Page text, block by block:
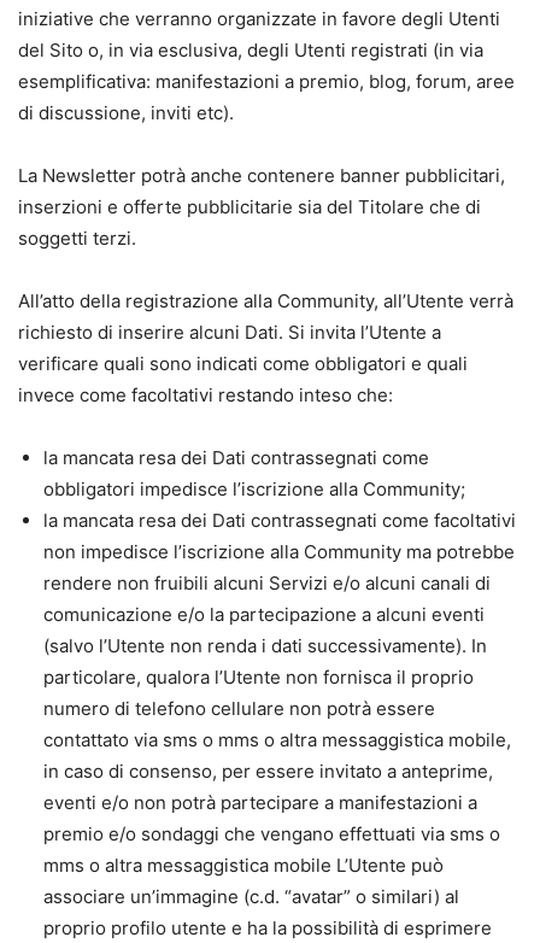
iniziative che verranno organizzate in favore degli Utenti
del Sito o, in via esclusiva, degli Utenti registrati (in via
esemplificativa: manifestazioni a premio, blog, forum, aree
di discussione, inviti etc).
La Newsletter potrà anche contenere banner pubblicitari,
inserzioni e offerte pubblicitarie sia del Titolare che di
soggetti terzi.
All’atto della registrazione alla Community, all’Utente verrà
richiesto di inserire alcuni Dati. Si invita l’Utente a
verificare quali sono indicati come obbligatori e quali
invece come facoltativi restando inteso che:
la mancata resa dei Dati contrassegnati come
obbligatori impedisce l’iscrizione alla Community;
la mancata resa dei Dati contrassegnati come facoltativi
non impedisce l’iscrizione alla Community ma potrebbe
rendere non fruibili alcuni Servizi e/o alcuni canali di
comunicazione e/o la partecipazione a alcuni eventi
(salvo l’Utente non renda i dati successivamente). In
particolare, qualora l’Utente non fornisca il proprio
numero di telefono cellulare non potrà essere
contattato via sms o mms o altra messaggistica mobile,
in caso di consenso, per essere invitato a anteprime,
eventi e/o non potrà partecipare a manifestazioni a
premio e/o sondaggi che vengano effettuati via sms o
mms o altra messaggistica mobile L’Utente può
associare un’immagine (c.d. “avatar” o similari) al
proprio profilo utente e ha la possibilità di esprimere